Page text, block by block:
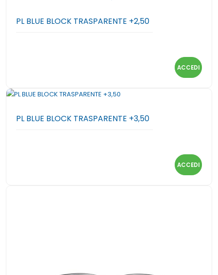
PL BLUE BLOCK TRASPARENTE +2,50
ACCEDI
PL BLUE BLOCK TRASPARENTE +3,50
ACCEDI